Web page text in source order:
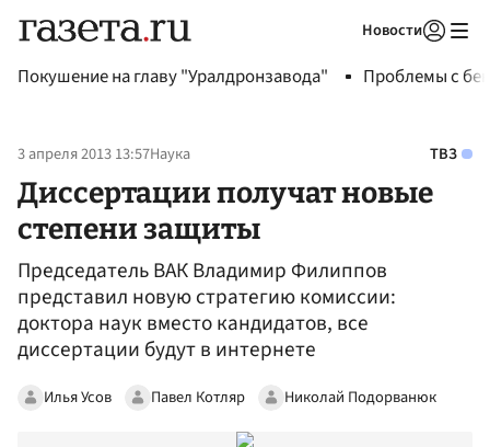
Новости
Покушение на главу "Уралдронзавода" Проблемы с
3 апреля 2013 13:57Наука ТВЗ
Диссертации получат новые
степени защиты
Председатель ВАК Владимир Филиппов
представил новую стратегию комиссии:
доктора наук вместо кандидатов, все
диссертации будут в интернете
Илья Усов Павел Котляр Николай Подорванюк